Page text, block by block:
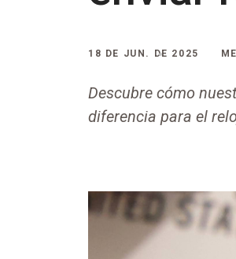
18 DE JUN. DE 2025
Descubre cómo
diferencia para el